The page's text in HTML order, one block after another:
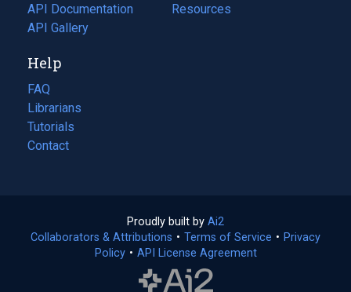
API Documentation
(opens
in
new
tab)
API Gallery
a
in
Resources
(opens
Help
FAQ
Librarians
Tutorials
Contact
Proudly built by Ai2
in
a
Collaborators & Attributions • Terms of Service (opens
• Privacy
Policy(opens
• API License Agreement